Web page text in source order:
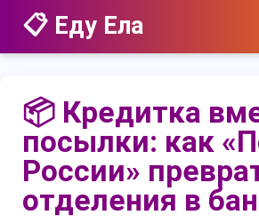
📋 Еду Ела
📦 Кредитка
посылки: как
России»
отделения в